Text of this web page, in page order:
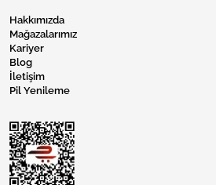
Hakkımızda
Mağazalarımız
Kariyer
Blog
İletişim
Pil Yenileme